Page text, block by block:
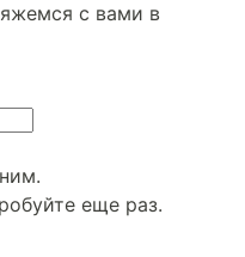
с вами в
еще раз.